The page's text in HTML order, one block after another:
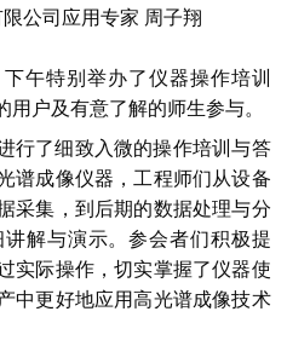
公司应用专家 周子翔
午特别举办了仪器操作培训
户及有意了解的师生参与。
行了细致入微的操作培训与答
谱成像仪器，工程师们从设备
采集，到后期的数据处理与分
解与演示。参会者们积极提
实际操作，切实掌握了仪器使
中更好地应用高光谱成像技术